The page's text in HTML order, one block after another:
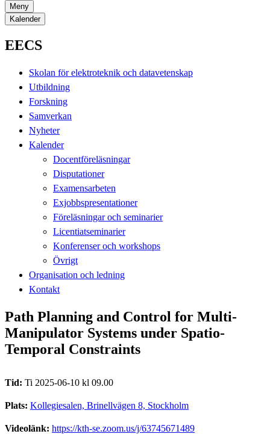
Meny
Kalender
EECS
Skolan för elektroteknik och datavetenskap
Utbildning
Forskning
Samverkan
Nyheter
Kalender
Docentföreläsningar
Disputationer
Examensarbeten
Exjobbspresentationer
Föreläsningar och seminarier
Licentiatseminarier
Konferenser och workshops
Övrigt
Organisation och ledning
Kontakt
Path Planning and Control for Multi-
Manipulator Systems under Spatio-
Temporal Constraints
Tid: Ti 2025-06-10 kl 09.00
Plats: Kollegiesalen, Brinellvägen 8, Stockholm
Videolänk: https://kth-se.zoom.us/j/63745671489